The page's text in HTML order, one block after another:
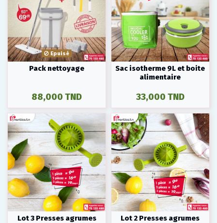
Epuisé
Pack nettoyage
88,000 TND
Sac isotherme 9L et boite
alimentaire
33,000 TND
Lot 3 Presses agrumes Lot 2 Presses agrumes